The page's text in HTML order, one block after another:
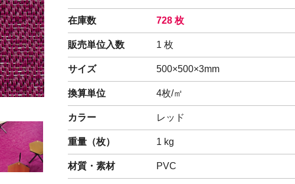
在庫数 728 枚
販売単位入数 1 枚
サイズ 500×500×3mm
換算単位 4枚/㎡
カラー レッド
重量（枚） 1 kg
材質・素材 PVC